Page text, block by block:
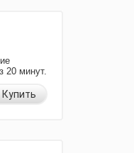
20 минут.
Купить